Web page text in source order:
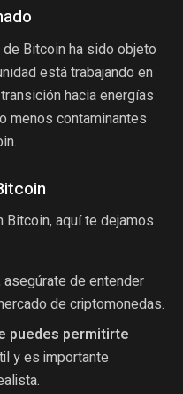
Bitcoin ha sido objeto
está trabajando en
hacia energías
menos contaminantes
aquí te dejamos
de entender
de criptomonedas.
puedes permitirte
y es importante